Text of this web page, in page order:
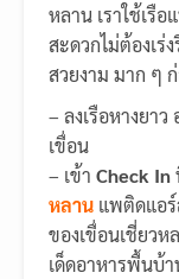
หลาน เราใช้เรื
สะดวกไม่ต้องเร่
สวยงาม มาก ๆ
– ลงเรือหางยา
เขื่อน
– เข้า Check In
หลาน แพติดแอ
ของเขื่อนเชี่ยว
เด็ดอาหารพื้นบ้